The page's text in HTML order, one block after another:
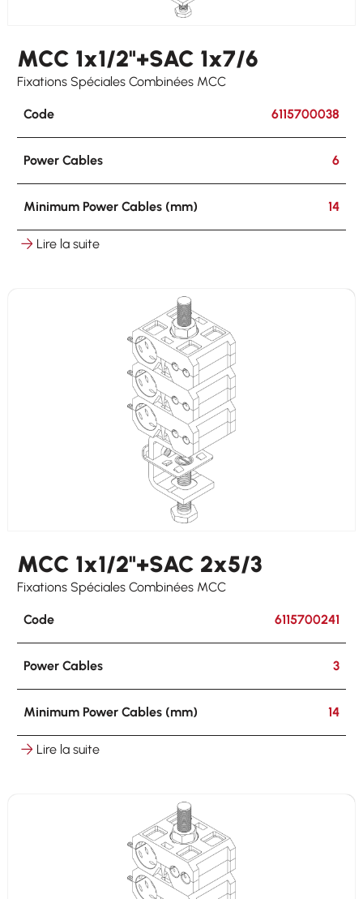
MCC 1x1/2"+SAC 1x7/6
Fixations Spéciales Combinées MCC
Code 6115700038
Power Cables 6
Minimum Power Cables (mm) 14
Maximum Power Cables (mm)
on round ø 8-25 mm on flat 3-25 mm
Lire la suite
MCC 1x1/2"+SAC 2x5/3
Fixations Spéciales Combinées MCC
Code 6115700241
Power Cables 3
Minimum Power Cables (mm) 14
Maximum Power Cables (mm)
on round ø 8-25 mm on flat 3-25 mm
Lire la suite